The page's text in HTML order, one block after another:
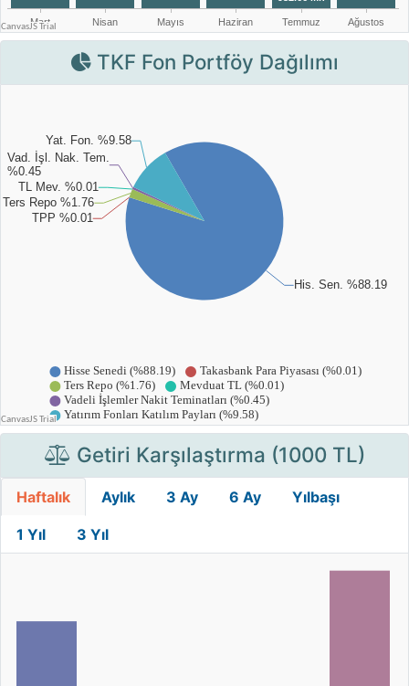
TKF Fon Portföy Dağılımı
Getiri Karşılaştırma (1000 TL)
Haftalık Aylık 3 Ay 6 Ay Yılbaşı
1 Yıl 3 Yıl